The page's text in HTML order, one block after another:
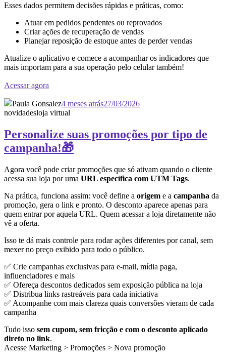
Esses dados permitem decisões rápidas e práticas, como:
Atuar em pedidos pendentes ou reprovados
Criar ações de recuperação de vendas
Planejar reposição de estoque antes de perder vendas
Atualize o aplicativo e comece a acompanhar os indicadores que
mais importam para a sua operação pelo celular também!
Acessar agora
Paula Gonsalez4 meses atrás27/03/2026
novidadesloja virtual
Personalize suas promoções por tipo de
campanha!🎁
Agora você pode criar promoções que só ativam quando o cliente
acessa sua loja por uma URL específica com UTM Tags.
Na prática, funciona assim: você define a origem e a campanha da
promoção, gera o link e pronto. O desconto aparece apenas para
quem entrar por aquela URL. Quem acessar a loja diretamente não
vê a oferta.
Isso te dá mais controle para rodar ações diferentes por canal, sem
mexer no preço exibido para todo o público.
✅ Crie campanhas exclusivas para e-mail, mídia paga,
influenciadores e mais
✅ Ofereça descontos dedicados sem exposição pública na loja
✅ Distribua links rastreáveis para cada iniciativa
✅ Acompanhe com mais clareza quais conversões vieram de cada
campanha
Tudo isso sem cupom, sem fricção e com o desconto aplicado
direto no link.
Acesse Marketing > Promoções > Nova promoção